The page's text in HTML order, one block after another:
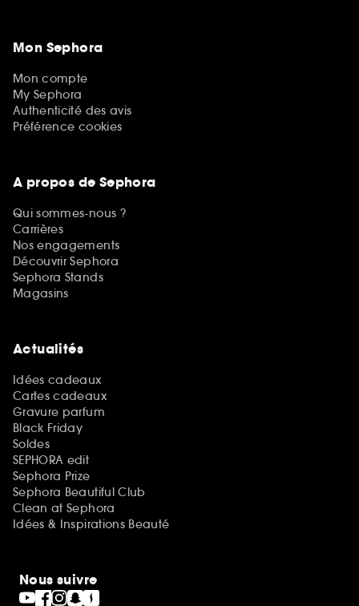
Mon Sephora
Mon compte
My Sephora
Authenticité des avis
Préférence cookies
A propos de Sephora
Qui sommes-nous ?
Carrières
Nos engagements
Découvrir Sephora
Sephora Stands
Magasins
Actualités
Idées cadeaux
Cartes cadeaux
Gravure parfum
Black Friday
Soldes
SEPHORA edit
Sephora Prize
Sephora Beautiful Club
Clean at Sephora
Idées & Inspirations Beauté
Nous suivre